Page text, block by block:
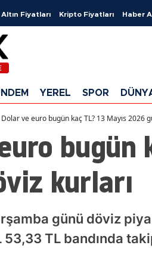
Altın Fiyatları Kripto Fiyatları Haber
YEREL SPOR
Dolar ve euro bugün kaç TL? 13 Mayıs 2026
bugün
kurları
günü döviz
TL bandında